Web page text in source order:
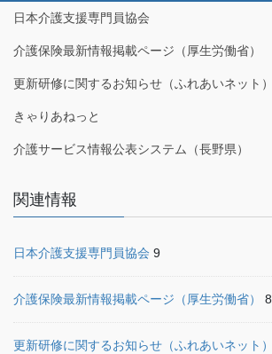
日本介護支援専門員協会
介護保険最新情報掲載ページ（厚生労働省）
更新研修に関するお知らせ（ふれあいネット）
きゃりあねっと
介護サービス情報公表システム（長野県）
関連情報
日本介護支援専門員協会 9
介護保険最新情報掲載ページ（厚生労働省） 8
更新研修に関するお知らせ（ふれあいネット）